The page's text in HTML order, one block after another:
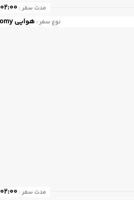
مدت سفر :02:00
نوع سفر : هوایی
مدت سفر :02:00